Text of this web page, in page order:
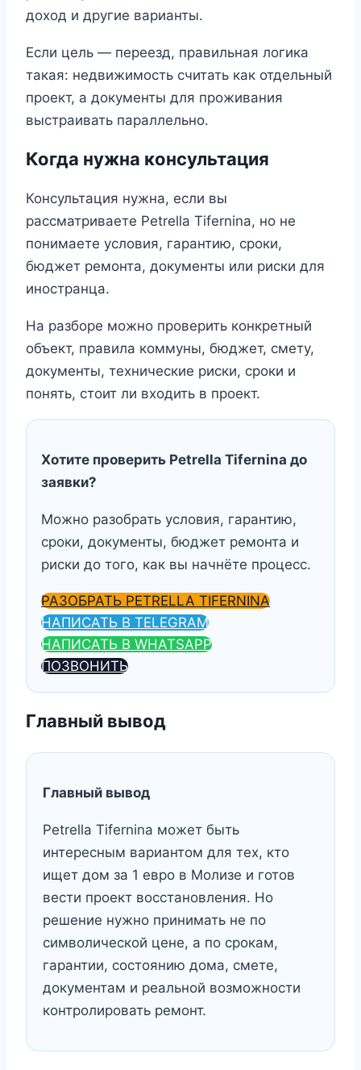
доход и другие варианты.
Если цель — переезд, правильная логика
такая: недвижимость считать как отдельный
проект, а документы для проживания
выстраивать параллельно.
Когда нужна консультация
Консультация нужна, если вы
рассматриваете Petrella Tifernina, но не
понимаете условия, гарантию, сроки,
бюджет ремонта, документы или риски для
иностранца.
На разборе можно проверить конкретный
объект, правила коммуны, бюджет, смету,
документы, технические риски, сроки и
понять, стоит ли входить в проект.
Хотите проверить Petrella Tifernina до
заявки?
Можно разобрать условия, гарантию,
сроки, документы, бюджет ремонта и
риски до того, как вы начнёте процесс.
РАЗОБРАТЬ PETRELLA TIFERNINA
НАПИСАТЬ В TELEGRAM
НАПИСАТЬ В WHATSAPP
ПОЗВОНИТЬ
Главный вывод
Главный вывод
Petrella Tifernina может быть
интересным вариантом для тех, кто
ищет дом за 1 евро в Молизе и готов
вести проект восстановления. Но
решение нужно принимать не по
символической цене, а по срокам,
гарантии, состоянию дома, смете,
документам и реальной возможности
контролировать ремонт.